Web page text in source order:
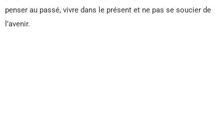
penser au passé, vivre dans le présent et ne pas se soucier de
l’avenir.